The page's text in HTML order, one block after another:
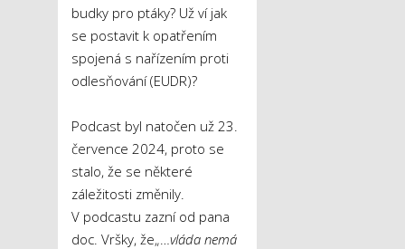
budky pro ptáky? Už ví jak
se postavit k opatřením
spojená s nařízením proti
odlesňování (EUDR)?
Podcast byl natočen už 23.
července 2024, proto se
stalo, že se některé
záležitosti změnily.
V podcastu zazní od pana
doc. Vršky, že„… vláda nemá